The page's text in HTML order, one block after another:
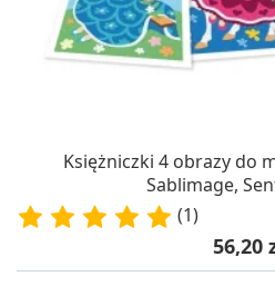
Księżniczki 4 obrazy do
Sablimage,
(1)
Cena
56,20